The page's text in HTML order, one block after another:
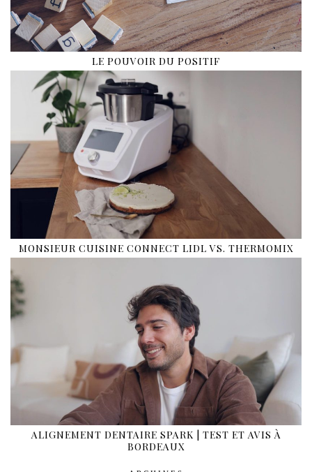
LE POUVOIR DU POSITIF
MONSIEUR CUISINE CONNECT LIDL VS. THERMOMIX
ALIGNEMENT DENTAIRE SPARK | TEST ET AVIS À
BORDEAUX